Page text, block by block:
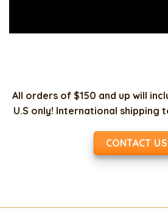
All orders of $150 and up will
U.S only! International shipping
CONTACT US